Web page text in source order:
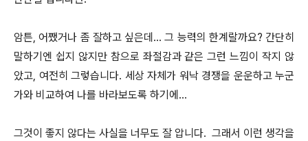
암튼, 어쨌거나 좀 잘하고 싶은데... 그 능력의 한계랄까요? 간단히
말하기엔 쉽지 않지만 참으로 좌절감과 같은 그런 느낌이 작지 않
았고, 여전히 그렇습니다. 세상 자체가 워낙 경쟁을 운운하고 누군
가와 비교하여 나를 바라보도록 하기에...
그것이 좋지 않다는 사실을 너무도 잘 압니다. 그래서 이런 생각을